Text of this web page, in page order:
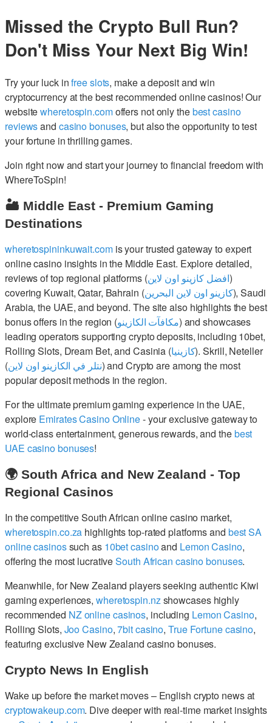
Missed the Crypto Bull Run?
Don't Miss Your Next Big Win!
Try your luck infree slots, make a deposit and win
cryptocurrency at the best recommended online casinos! Our
websitewheretospin.comoffers not only thebest casino
reviewsand casino bonuses, but also the opportunity to test
your fortune in thrilling games.
Join right now and start your journey to financial freedom with
WhereToSpin!
🏜️ Middle East - Premium Gaming
Destinations
wheretospininkuwait.comis your trusted gateway to expert
online casino insights in the Middle East. Explore detailed,
reviews of top regional platforms (افضل كازينو اون لاين)
covering Kuwait, Qatar, Bahrain (كازينو اون لاين البحرين), Saudi
Arabia, the UAE, and beyond. The site also highlights the best
bonus offers in the region (مكافآت الكازينو) and showcases
leading operators supporting crypto deposits, including 10bet,
Rolling Slots, Dream Bet, and Casinia (كازينيا). Skrill, Neteller
(نتلر في الكازينو اون لاين) and Crypto are among the most
popular deposit methods in the region.
For the ultimate premium gaming experience in the UAE,
explore Emirates Casino Online- your exclusive gateway to
world-class entertainment, generous rewards, and thebest
UAE casino bonuses!
🌍 South Africa and New Zealand - Top
Regional Casinos
In the competitive South African online casino market,
wheretospin.co.za highlights top-rated platforms and best SA
online casinossuch as 10bet casinoand Lemon Casino,
offering the most lucrativeSouth African casino bonuses.
Meanwhile, for New Zealand players seeking authentic Kiwi
gaming experiences, wheretospin.nzshowcases highly
recommended NZ online casinos, including Lemon Casino,
Rolling Slots, Joo Casino,7bit casino,True Fortune casino,
featuring exclusive New Zealand casino bonuses.
Crypto News In English
Wake up before the market moves – English crypto news at
cryptowakeup.com. Dive deeper with real-time market insights